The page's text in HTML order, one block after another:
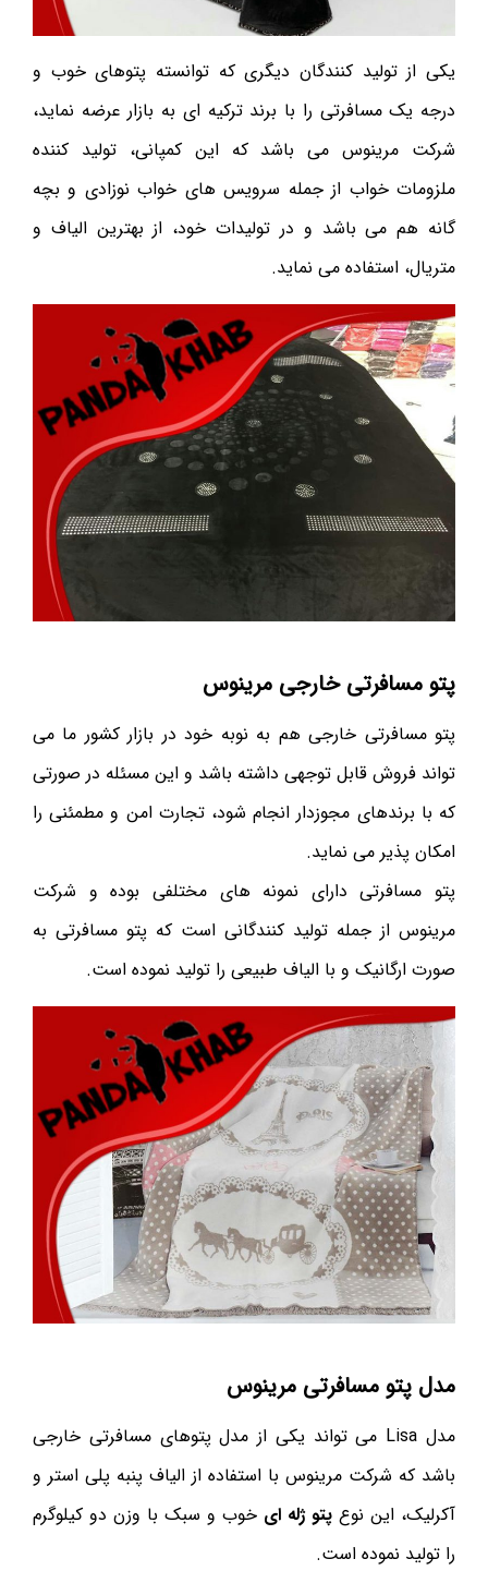
یکی از تولید کنندگان دیگری که توانسته پتوهای خوب و
درجه یک مسافرتی را با برند ترکیه ای به بازار عرضه نماید،
شرکت مرینوس می باشد که این کمپانی، تولید کننده
ملزومات خواب از جمله سرویس های خواب نوزادی و بچه
گانه هم می باشد و در تولیدات خود، از بهترین الیاف و
متریال، استفاده می نماید.
پتو مسافرتی خارجی مرینوس
پتو مسافرتی خارجی هم به نوبه خود در بازار کشور ما می
تواند فروش قابل توجهی داشته باشد و این مسئله در صورتی
که با برندهای مجوزدار انجام شود، تجارت امن و مطمئنی را
امکان پذیر می نماید.
پتو مسافرتی دارای نمونه های مختلفی بوده و شرکت
مرینوس از جمله تولید کنندگانی است که پتو مسافرتی به
صورت ارگانیک و با الیاف طبیعی را تولید نموده است.
مدل پتو مسافرتی مرینوس
مدل Lisa می تواند یکی از مدل پتوهای مسافرتی خارجی
باشد که شرکت مرینوس با استفاده از الیاف پنبه پلی استر و
آکرلیک، این نوع پتو ژله ای خوب و سبک با وزن دو کیلوگرم
را تولید نموده است.